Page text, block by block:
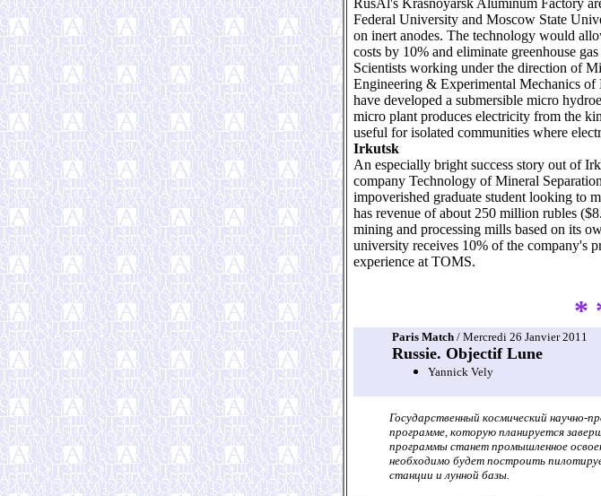
RusAl's Krasnoyarsk Aluminum Factory
Federal University and Moscow State
on inert anodes. The technology would
costs by 10% and eliminate greenhouse
Scientists working under the direction of
Engineering & Experimental Mechanics
have developed a submersible micro
micro plant produces electricity from the
useful for isolated communities where
Irkutsk
An especially bright success story out of
company Technology of Mineral
impoverished graduate student looking to
has revenue of about 250 million rubles
mining and processing mills based on its
university receives 10% of the company's
experience at TOMS.
*
Paris Match / Mercredi 26 Janvier 2011
Russie. Objectif Lune
Yannick Vely
Государственный космический научно-
программе, которую планируется
программы станет промышленное
необходимо будет построить
станции и лунной базы.